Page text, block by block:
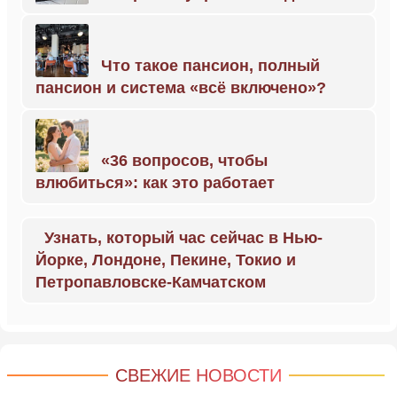
Что такое пансион, полный
пансион и система «всё включено»?
«36 вопросов, чтобы
влюбиться»: как это работает
Узнать, который час сейчас в Нью-
Йорке, Лондоне, Пекине, Токио и
Петропавловске-Камчатском
СВЕЖИЕ НОВОСТИ